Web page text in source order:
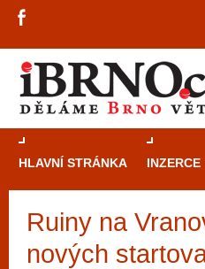
HLAVNÍ STRÁNKA INZERCE
Ruiny na
nových